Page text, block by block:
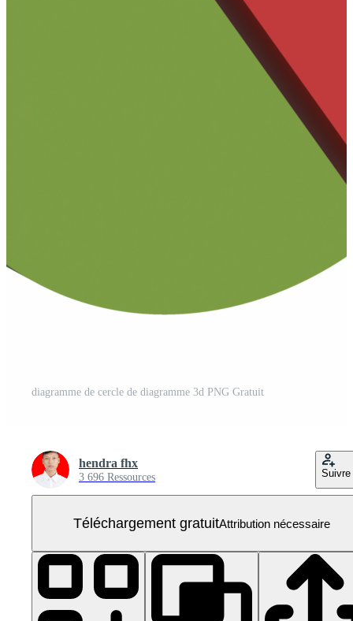
diagramme de cercle de diagramme 3d PNG Gratuit
hendra fhx
3 696 Ressources Suivre
Téléchargement gratuitAttribution nécessaire